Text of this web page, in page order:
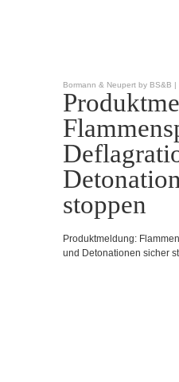
Bormann & Neupert by BS&B |
stoppen
Produktmeldung:
und Detonationen sicher